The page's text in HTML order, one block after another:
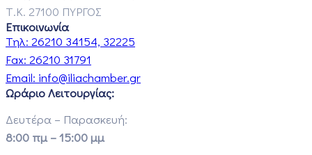
Τ.Κ. 27100 ΠΥΡΓΟΣ
Επικοινωνία
Τηλ: 26210 34154, 32225
Fax: 26210 31791
Email: info@iliachamber.gr
Ωράριο Λειτουργίας:
Δευτέρα – Παρασκευή:
8:00 πμ – 15:00 μμ